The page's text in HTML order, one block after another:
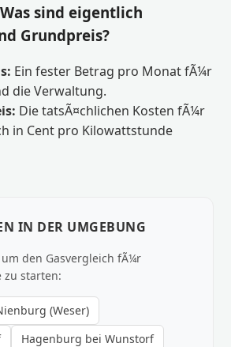
sind eigentlich
Grundpreis?
Ein fester Betrag pro Monat fÃ¼r
die Verwaltung.
Die tatsÃ¤chlichen Kosten fÃ¼r
in Cent pro Kilowattstunde
IN DER UMGEBUNG
um den Gasvergleich fÃ¼r
zu starten:
(Weser)
Hagenburg bei Wunstorf